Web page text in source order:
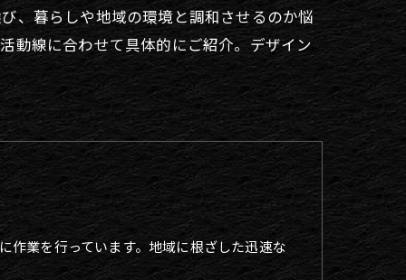
、暮らしや地域の環境と調和させるのか悩
動線に合わせて具体的にご紹介。デザイン
作業を行っています。地域に根ざした迅速な